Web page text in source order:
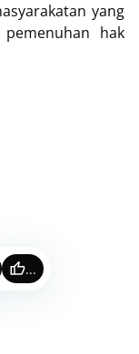
yang
hak
...